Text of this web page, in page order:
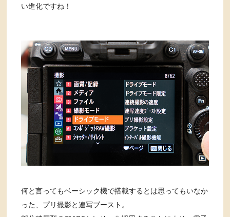
い進化ですね！
何と言ってもベーシック機で搭載するとは思ってもいなか
った、プリ撮影と連写ブースト。